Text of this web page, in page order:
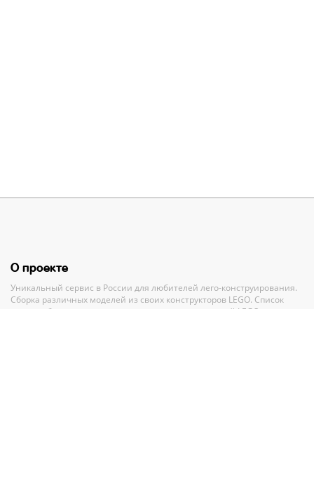
О проекте
Уникальный сервис в России для любителей лего-конструирования.
Сборка различных моделей из своих конструкторов LEGO. Список
своих наборов, вишлист и анализ всех своих деталей LEGO.